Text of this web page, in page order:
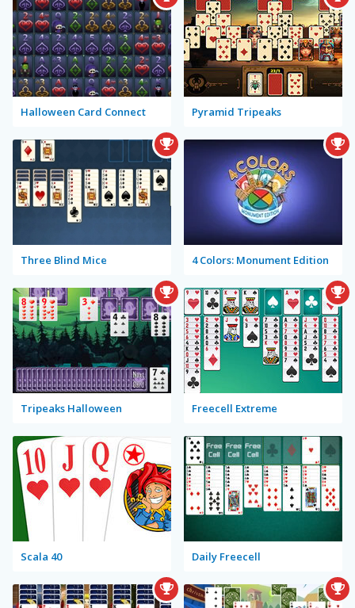
Halloween Card Connect Pyramid Tripeaks
Three Blind Mice 4 Colors: Monument Edition
Tripeaks Halloween Freecell Extreme
Scala 40 Daily Freecell